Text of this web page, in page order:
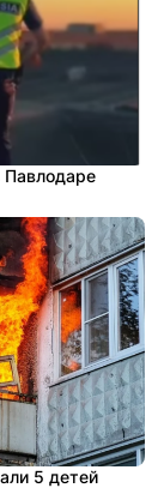
Павлодаре
5 детей